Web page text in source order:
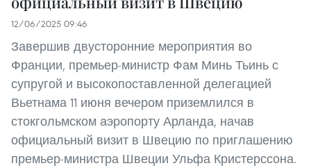
12/06/2025 09:46
Завершив двусторонние мероприятия во
Франции, премьер-министр Фам Минь Тьинь с
супругой и высокопоставленной делегацией
Вьетнама 11 июня вечером приземлился в
стокгольмском аэропорту Арланда, начав
официальный визит в Швецию по приглашению
премьер-министра Швеции Ульфа Кристерссона.